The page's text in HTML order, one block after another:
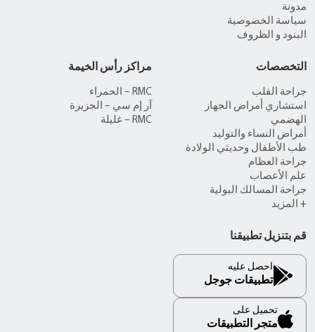
مدونة
سياسة الخصوصية
البنود و الظروف
التخصصات
جراحة القلب
استشاري أمراض الجهاز
الهضمي
أمراض النساء والتوليد
طب الأطفال وحديثي الولادة
جراحة العظام
علم الأعصاب
جراحة المسالك البولية
+ المزيد
مراكز رأس الخيمة
RMC – الحمراء
آر إم سي – الجزيرة
RMC – غليلة
قم بتنزيل تطبيقنا
احصل عليه
تطبيقات جوجل
تحميل على
متجر التطبيقات